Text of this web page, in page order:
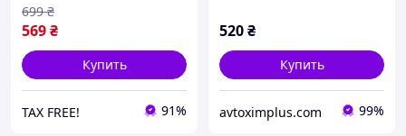
569₴
699 ₴
Купить
TAX FREE! 91%
520₴
Купить
avtoximplus.com 99%